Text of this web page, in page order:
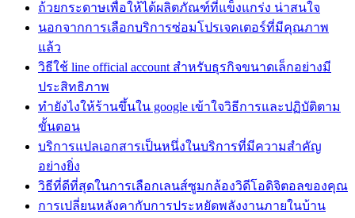
ถ้วยกระดาษเพื่อให้ได้ผลิตภัณฑ์ที่แข็งแกร่ง น่าสนใจ
นอกจากการเลือกบริการซ่อมโปรเจคเตอร์ที่มีคุณภาพ
แล้ว
วิธีใช้ line official account สำหรับธุรกิจขนาดเล็กอย่างมี
ประสิทธิภาพ
ทํายังไงให้ร้านขึ้นใน google เข้าใจวิธีการและปฏิบัติตาม
ขั้นตอน
บริการแปลเอกสารเป็นหนึ่งในบริการที่มีความสำคัญ
อย่างยิ่ง
วิธีที่ดีที่สุดในการเลือกเลนส์ซูมกล้องวิดีโอดิจิตอลของคุณ
การเปลี่ยนหลังคากับการประหยัดพลังงานภายในบ้าน